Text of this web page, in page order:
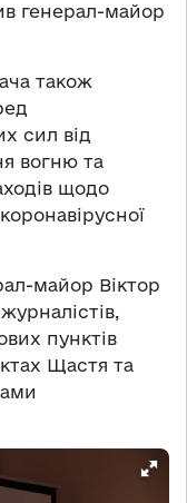
генерал-майор
також
сил від
вогню та
щодо
майор Віктор
пунктів
Щастя та